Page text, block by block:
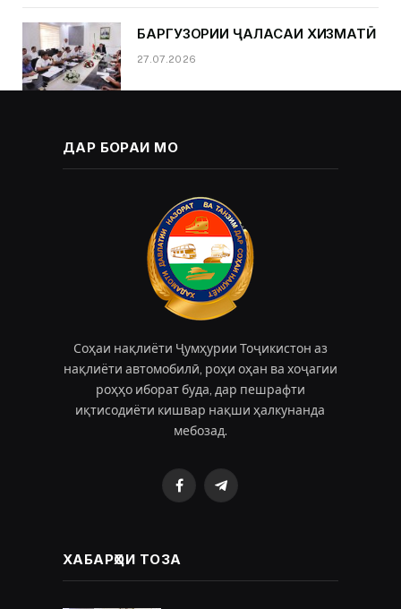
БАРГУЗОРИИ ҶАЛАСАИ ХИЗМАТӢ
27.07.2026
ДАР БОРАИ МО
Соҳаи нақлиёти Ҷумҳурии Тоҷикистон аз
нақлиёти автомобилӣ, роҳи оҳан ва хоҷагии
роҳҳо иборат буда, дар пешрафти
иқтисодиёти кишвар нақши ҳалкунанда
мебозад.
FacebookTelegram
ХАБАРҲОИ ТОЗА